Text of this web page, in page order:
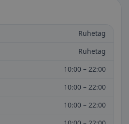
Ruhetag
Ruhetag
10:00 – 22:00
10:00 – 22:00
10:00 – 22:00